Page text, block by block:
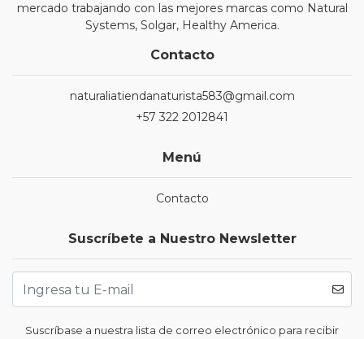
mercado trabajando con las mejores marcas como Natural
Systems, Solgar, Healthy America.
Contacto
naturaliatiendanaturista583@gmail.com
+57 322 2012841
Menú
Contacto
Suscríbete a Nuestro Newsletter
Suscríbase a nuestra lista de correo electrónico para recibir